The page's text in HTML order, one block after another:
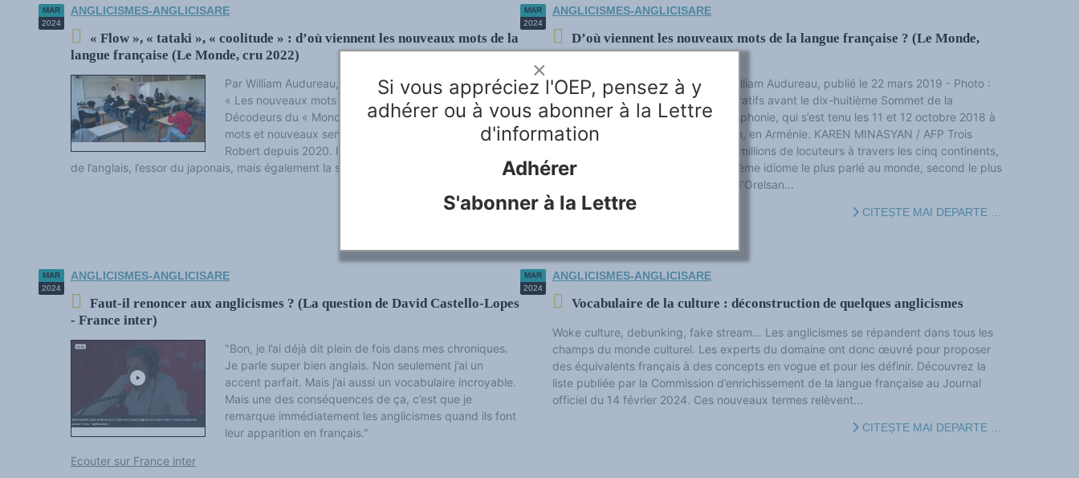
MAR
2024
ANGLICISMES-ANGLICISARE
« Flow », « tataki », « coolitude » : d’où viennent les nouveaux mots de la
langue française (Le Monde, cru 2022)
Par William Audureau, publié le 26 juillet 2022 - Photo
« Les nouveaux mots des dictionnaires » (2/5). Les
Décodeurs du « Monde » ont étudié les 514 nouveaux
mots et nouveaux sens adoptés par le Larousse et le
Robert depuis 2020. Ils montrent l’influence persistante
de l’anglais, l’essor du japonais, mais également la souplesse sous-estimée du...
CITEȘTE MAI DEPARTE …
MAR
2024
ANGLICISMES-ANGLICISARE
D’où viennent les nouveaux mots de la langue française ? (Le Monde,
cuvée 2019)
Par William Audureau, publié le 22 mars 2019 - Photo :
Préparatifs avant le dix-huitième Sommet de la
francophonie, qui s’est tenu les 11 et 12 octobre 2018 à
Erevan, en Arménie. KAREN MINASYAN / AFP Trois
cents millions de locuteurs à travers les cinq continents,
cinquième idiome le plus parlé au monde, second le plus
enseigné… la langue de Molière et d’Orelsan...
CITEȘTE MAI DEPARTE …
MAR
2024
ANGLICISMES-ANGLICISARE
Faut-il renoncer aux anglicismes ? (La question de David Castello-Lopes
- France inter)
"Bon, je l’ai déjà dit plein de fois dans mes chroniques.
Je parle super bien anglais. Non seulement j’ai un
accent parfait. Mais j’ai aussi un vocabulaire incroyable.
Mais une des conséquences de ça, c’est que je
remarque immédiatement les anglicismes quand ils font
leur apparition en français."
Ecouter sur France inter
MAR
2024
ANGLICISMES-ANGLICISARE
Vocabulaire de la culture : déconstruction de quelques anglicismes
Woke culture, debunking, fake stream… Les anglicismes se répandent dans tous les
champs du monde culturel. Les experts du domaine ont donc œuvré pour proposer
des équivalents français à des concepts en vogue et pour les définir. Découvrez la
liste publiée par la Commission d’enrichissement de la langue française au Journal
officiel du 14 février 2024. Ces nouveaux termes relèvent...
CITEȘTE MAI DEPARTE …
×
Si vous appréciez l'OEP, pensez à y
adhérer ou à vous abonner à la Lettre
d'information
Adhérer
S'abonner à la Lettre